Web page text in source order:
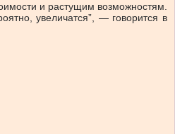
и растущим возможностям.
увеличатся”, — говорится в